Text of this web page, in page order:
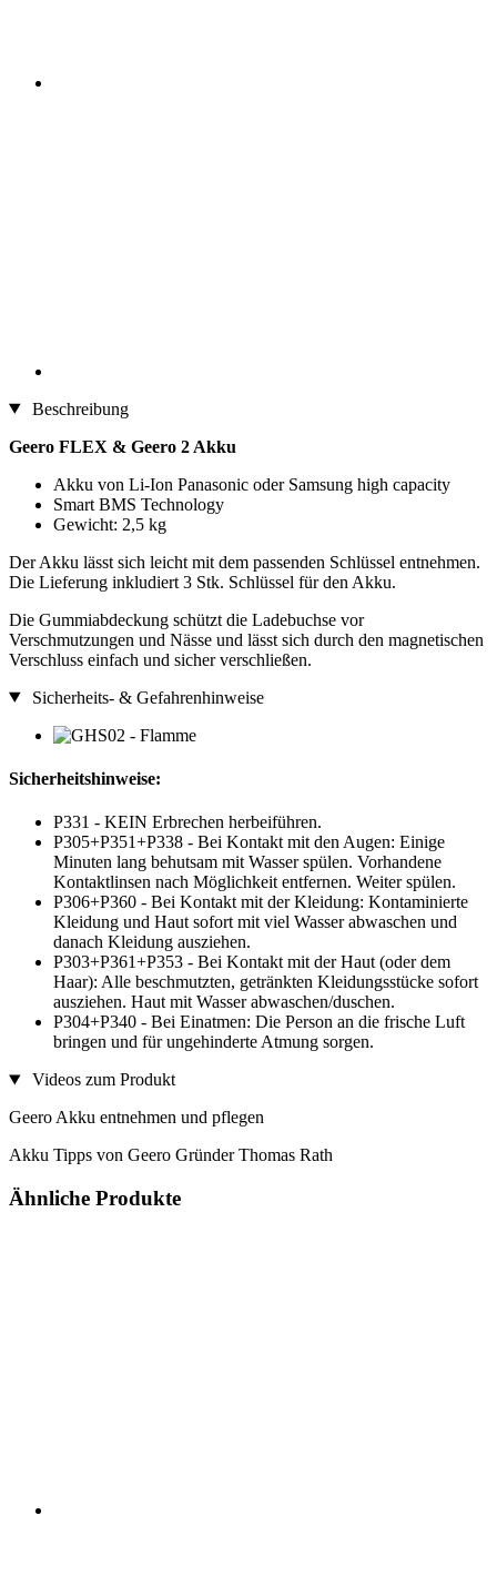
Beschreibung
Geero FLEX & Geero 2 Akku
Akku von Li-Ion Panasonic oder Samsung high capacity
Smart BMS Technology
Gewicht: 2,5 kg
Der Akku lässt sich leicht mit dem passenden Schlüssel entnehmen.
Die Lieferung inkludiert 3 Stk. Schlüssel für den Akku.
Die Gummiabdeckung schützt die Ladebuchse vor
Verschmutzungen und Nässe und lässt sich durch den magnetischen
Verschluss einfach und sicher verschließen.
Sicherheits- & Gefahrenhinweise
Sicherheitshinweise:
P331 - KEIN Erbrechen herbeiführen.
P305+P351+P338 - Bei Kontakt mit den Augen: Einige
Minuten lang behutsam mit Wasser spülen. Vorhandene
Kontaktlinsen nach Möglichkeit entfernen. Weiter spülen.
P306+P360 - Bei Kontakt mit der Kleidung: Kontaminierte
Kleidung und Haut sofort mit viel Wasser abwaschen und
danach Kleidung ausziehen.
P303+P361+P353 - Bei Kontakt mit der Haut (oder dem
Haar): Alle beschmutzten, getränkten Kleidungsstücke sofort
ausziehen. Haut mit Wasser abwaschen/duschen.
P304+P340 - Bei Einatmen: Die Person an die frische Luft
bringen und für ungehinderte Atmung sorgen.
Videos zum Produkt
Geero Akku entnehmen und pflegen
Akku Tipps von Geero Gründer Thomas Rath
Ähnliche Produkte